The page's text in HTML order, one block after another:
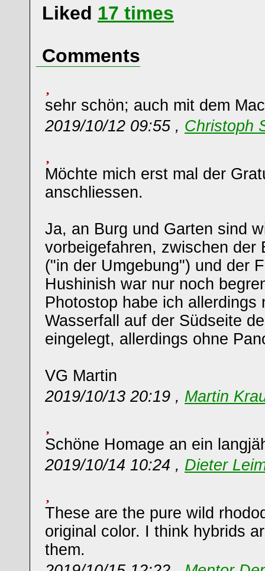
Liked 17 times
Comments
sehr schön; auch mit dem
2019/10/12 09:55 , Christoph
Möchte mich erst mal der
anschliessen.
Ja, an Burg und Garten sind
vorbeigefahren, zwischen der
("in der Umgebung") und der
Hushinish war nur noch
Photostop habe ich allerdings
Wasserfall auf der Südseite
eingelegt, allerdings ohne
VG Martin
2019/10/13 20:19 , Martin
Schöne Homage an ein
2019/10/14 10:24 , Dieter
These are the pure wild
original color. I think hybrids
them.